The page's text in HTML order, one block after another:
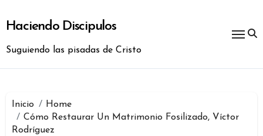
contenido
Haciendo Discipulos
Suguiendo las pisadas de Cristo
Inicio
Home
Cómo Restaurar Un Matrimonio Fosilizado, Víctor
Rodríguez